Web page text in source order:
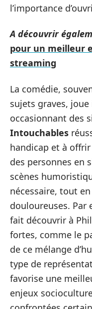
l’importance
A découvrir
pour un meilleur
streaming
La comédie,
sujets graves,
occasionnant des
Intouchables
handicap et à
des personnes en
scènes
nécessaire, tout
douloureuses. Par
fait découvrir à
fortes, comme le
de ce mélange
type de
favorise une
enjeux